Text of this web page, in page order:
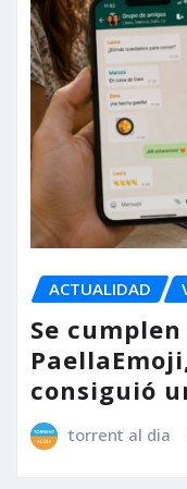
ACTUALIDAD
Se
consiguió
torrent al dia